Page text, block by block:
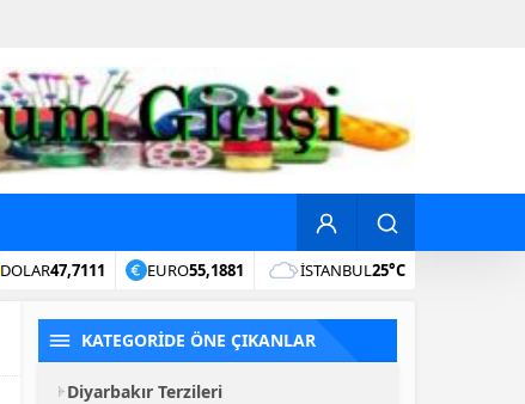
DOLAR47,7111 EURO55,1881 İSTANBUL25°C
KATEGORİDE ÖNE ÇIKANLAR
Diyarbakır Terzileri